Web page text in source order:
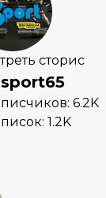
сторис
6.2K
1.2K